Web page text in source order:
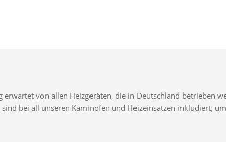
erwartet von allen Heizgeräten, die in Deutschland betrieben
bei all unseren Kaminöfen und Heizeinsätzen inkludiert,